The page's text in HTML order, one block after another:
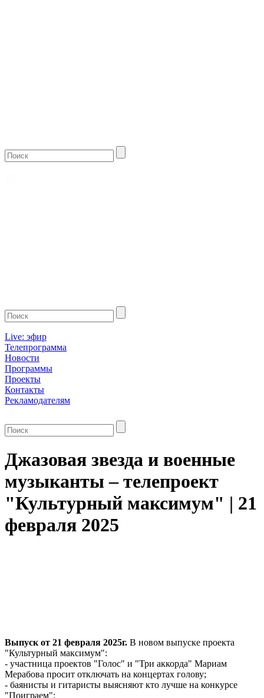
Live: эфир
Телепрограмма
Новости
Программы
Проекты
Контакты
Рекламодателям
Джазовая звезда и военные
музыканты – телепроект
"Культурный максимум" | 21
февраля 2025
Выпуск от 21 февраля 2025г. В новом выпуске проекта
"Культурный максимум":
- участница проектов "Голос" и "Три аккорда" Мариам
Мерабова просит отключать на концертах голову;
- баянисты и гитаристы выясняют кто лучше на конкурсе
"Поиграем";